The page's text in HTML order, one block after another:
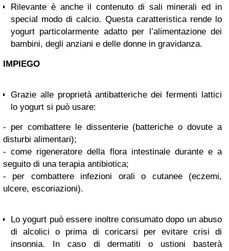
Rilevante è anche il contenuto di sali minerali ed in
special modo di calcio. Questa caratteristica rende lo
yogurt particolarmente adatto per l’alimentazione dei
bambini, degli anziani e delle donne in gravidanza.
IMPIEGO
Grazie alle proprietà antibatteriche dei fermenti lattici
lo yogurt si può usare:
- per combattere le dissenterie (batteriche o dovute a
disturbi alimentari);
- come rigeneratore della flora intestinale durante e a
seguito di una terapia antibiotica;
- per combattere infezioni orali o cutanee (eczemi,
ulcere, escoriazioni).
Lo yogurt può essere inoltre consumato dopo un abuso
di alcolici o prima di coricarsi per evitare crisi di
insonnia. In caso di dermatiti o ustioni basterà